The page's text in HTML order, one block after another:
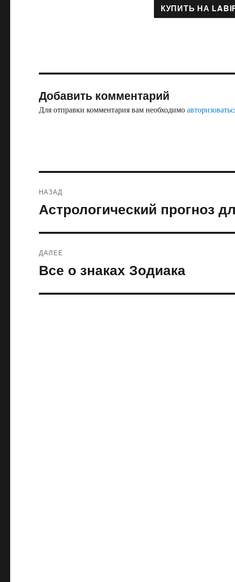
Добавить комментарий
Для отправки комментария вам необходимо
по
НАЗАД
Предыдущая
запись:
Астрологический прогноз
ДАЛЕЕ
Следующая
Все о знаках Зодиака